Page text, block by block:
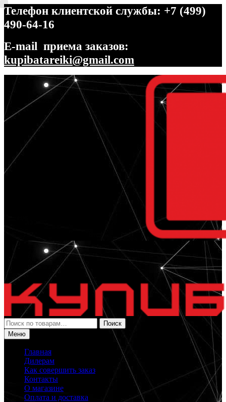
Телефон клиентской службы: +7 (499)
490-64-16
E-mail приема заказов:
kupibatareiki@gmail.com
Перейти
навигации
Перейти
содержимому
Искать:
Поиск
Меню
Главная
Дилерам
Как совершить заказ
Контакты
О магазине
Оплата и доставка